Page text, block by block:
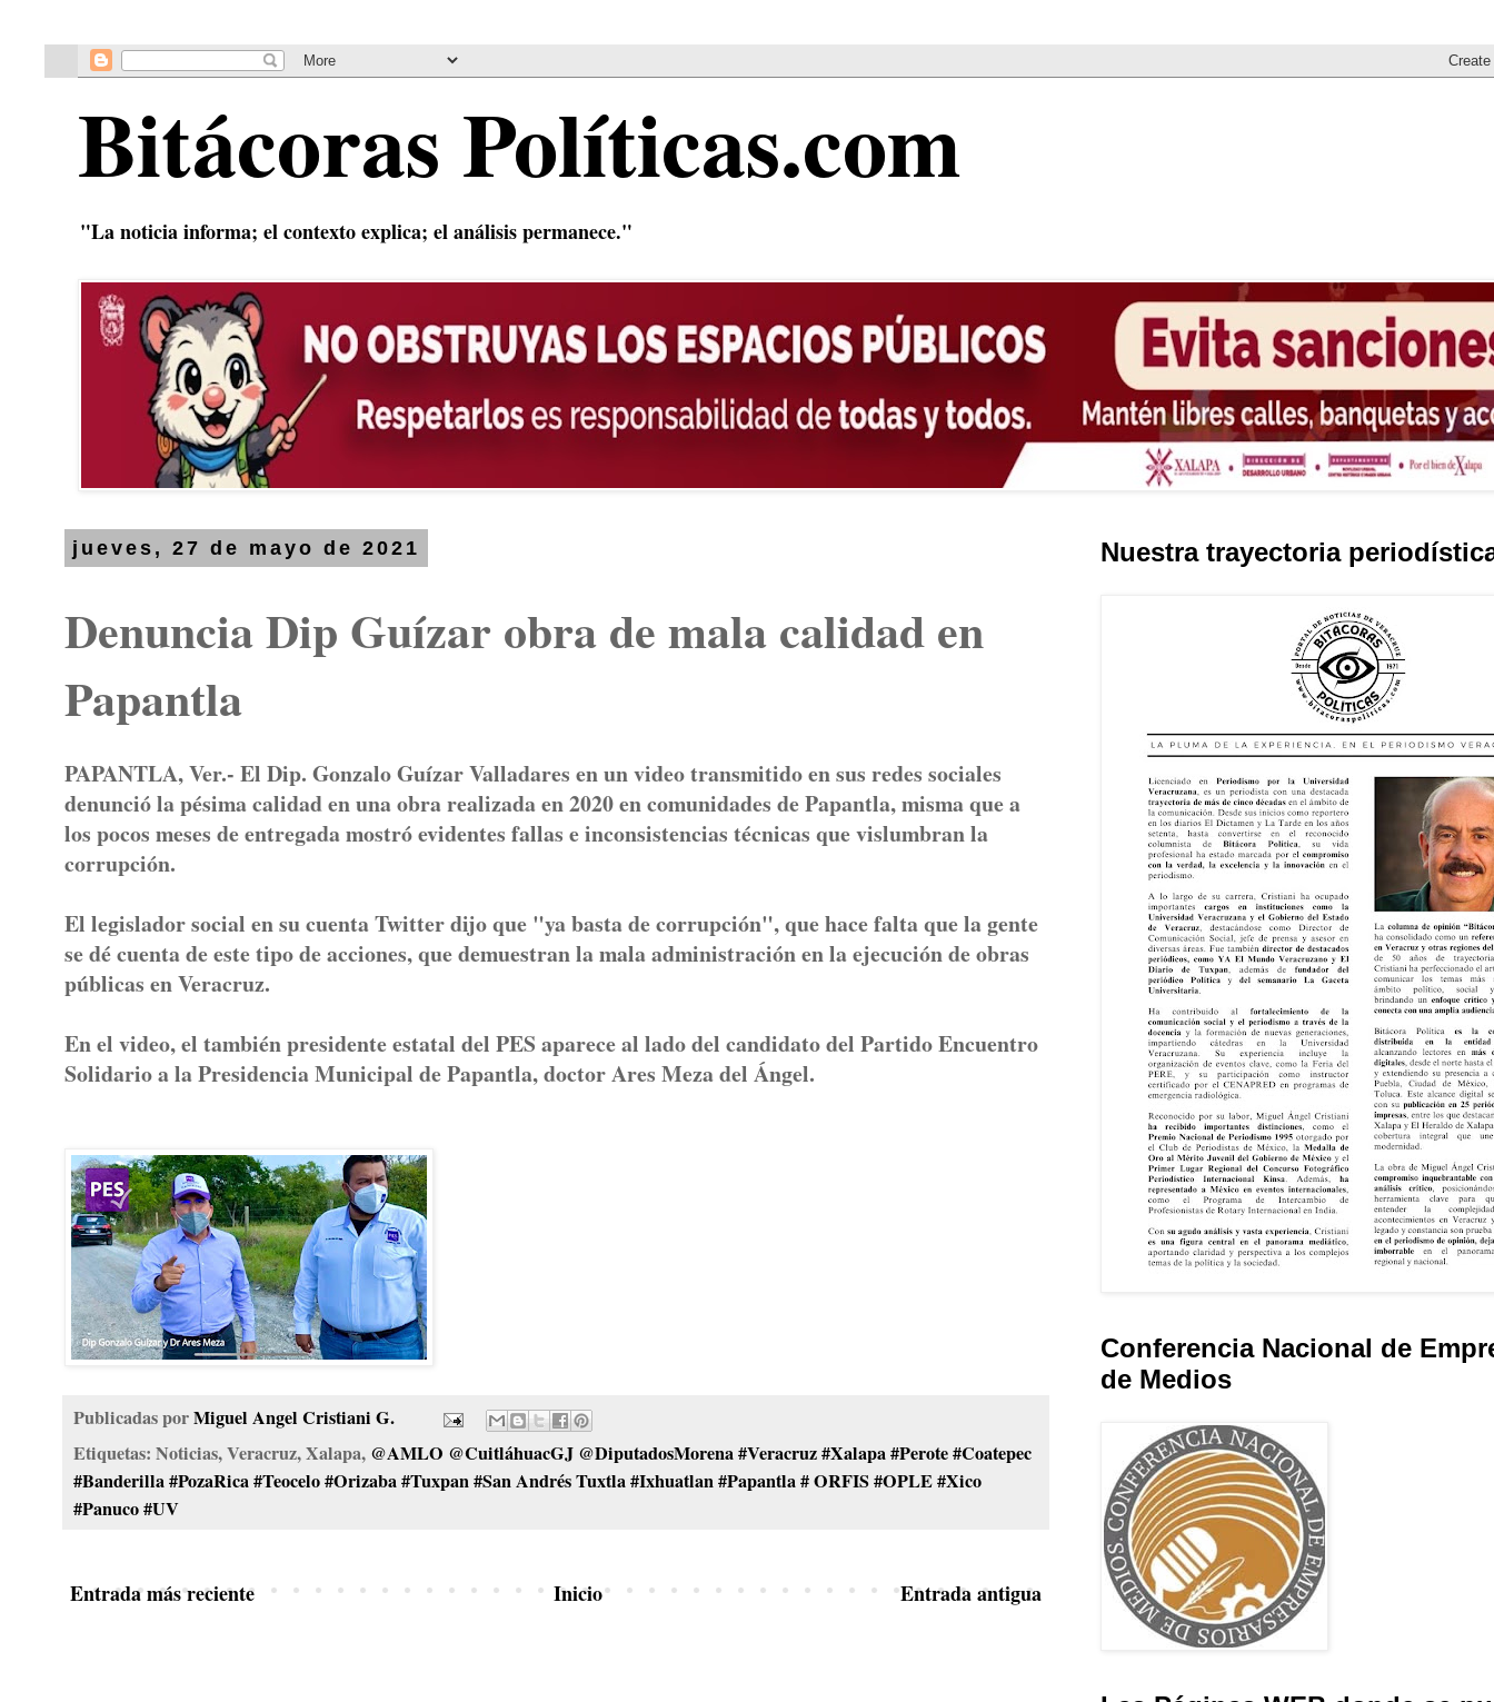
Bitácoras Políticas.com
"La noticia informa; el contexto explica; el análisis permanece."
jueves, 27 de mayo de 2021
Denuncia Dip Guízar obra de mala calidad en
Papantla
PAPANTLA, Ver.- El Dip. Gonzalo Guízar Valladares en un video transmitido en sus redes sociales
denunció la pésima calidad en una obra realizada en 2020 en comunidades de Papantla, misma que a
los pocos meses de entregada mostró evidentes fallas e inconsistencias técnicas que vislumbran la
corrupción.
El legislador social en su cuenta Twitter dijo que "ya basta de corrupción", que hace falta que la gente
se dé cuenta de este tipo de acciones, que demuestran la mala administración en la ejecución de obras
públicas en Veracruz.
En el video, el también presidente estatal del PES aparece al lado del candidato del Partido Encuentro
Solidario a la Presidencia Municipal de Papantla, doctor Ares Meza del Ángel.
Publicadas porMiguel Angel Cristiani G.
Etiquetas: Noticias, Veracruz, Xalapa, @AMLO @CuitláhuacGJ @DiputadosMorena #Veracruz #Xalapa #Perote #Coatepec
#Banderilla #PozaRica #Teocelo #Orizaba #Tuxpan #San Andrés Tuxtla #Ixhuatlan #Papantla # ORFIS #OPLE #Xico
#Panuco #UV
Entrada más reciente Entrada antigua
Inicio
Nuestra trayectoria
Conferencia Nacional de
de Medios